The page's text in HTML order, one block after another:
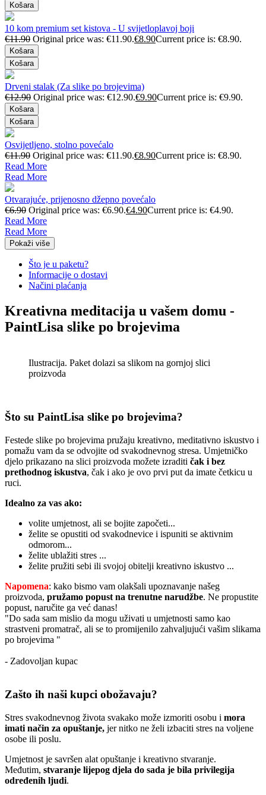
Košara
10 kom premium set kistova - U svijetloplavoj boji
€11.90 Original price was: €11.90.€8.90Current price is: €8.90.
Košara
Košara
Drveni stalak (Za slike po brojevima)
€12.90 Original price was: €12.90.€9.90Current price is: €9.90.
Košara
Košara
Osvijetljeno, stolno povećalo
€11.90 Original price was: €11.90.€8.90Current price is: €8.90.
Read More
Read More
Otvarajuće, prijenosno džepno povećalo
€6.90 Original price was: €6.90.€4.90Current price is: €4.90.
Read More
Read More
Pokaži više
Što je u paketu?
Informacije o dostavi
Načini plaćanja
Kreativna meditacija u vašem domu -
PaintLisa slike po brojevima
Ilustracija. Paket dolazi sa slikom na gornjoj slici
proizvoda
Što su PaintLisa slike po brojevima?
Festede slike po brojevima pružaju kreativno, meditativno iskustvo i
pomažu vam da se odvojite od svakodnevnog stresa. Umjetničko
djelo prikazano na slici proizvoda možete izraditi čak i bez
prethodnog iskustva, čak i ako je ovo prvi put da imate četkicu u
ruci.
Idealno za vas ako:
volite umjetnost, ali se bojite započeti...
želite se opustiti od svakodnevice i ispuniti se aktivnim
odmorom...
želite ublažiti stres ...
želite pružiti sebi ili svojoj obitelji kreativno iskustvo ...
Napomena: kako bismo vam olakšali upoznavanje našeg
proizvoda, pružamo popust na trenutne narudžbe. Ne propustite
popust, naručite ga već danas!
"Do sada sam mislio da mogu uživati u umjetnosti samo kao
strastveni promatrač, ali se to promijenilo zahvaljujući vašim slikama
po brojevima "
- Zadovoljan kupac
Zašto ih naši kupci obožavaju?
Stres svakodnevnog života svakako može izmoriti osobu i mora
imati način za opuštanje, jer nitko ne želi izbaciti stres na voljene
osobe ili poslu.
Umjetnost je savršen alat opuštanje i kreativno stvaranje.
Međutim, stvaranje lijepog djela do sada je bila privilegija
određenih ljudi.